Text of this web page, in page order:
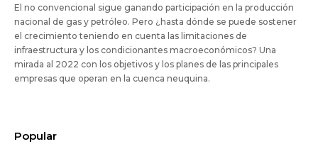
El no convencional sigue ganando participación en la producción
nacional de gas y petróleo. Pero ¿hasta dónde se puede sostener
el crecimiento teniendo en cuenta las limitaciones de
infraestructura y los condicionantes macroeconómicos? Una
mirada al 2022 con los objetivos y los planes de las principales
empresas que operan en la cuenca neuquina.
Popular